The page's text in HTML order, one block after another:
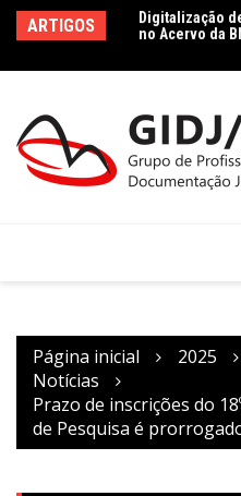
paraARTIGOS
Dados
Informação:
Página inicial 2025
Notícias
Prazo de inscrições do
de Pesquisa é